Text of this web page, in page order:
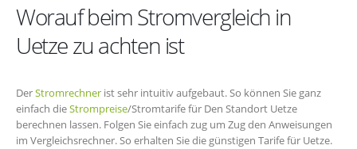
Worauf beim Stromvergleich in
Uetze zu achten ist
DerStromrechner ist sehr intuitiv aufgebaut. So können Sie ganz
einfach dieStrompreise/Stromtarife für Den Standort Uetze
berechnen lassen. Folgen Sie einfach zug um Zug den Anweisungen
im Vergleichsrechner. So erhalten Sie die günstigen Tarife für Uetze.